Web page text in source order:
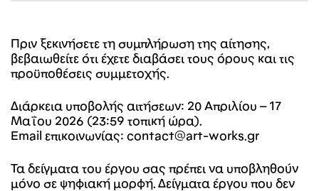
Πριν ξεκινήσετε τη συμπλήρωση της αίτησης,
βεβαιωθείτε ότι έχετε διαβάσει τους όρους και τις
προϋποθέσεις συμμετοχής.
Διάρκεια υποβολής αιτήσεων: 20 Απριλίου – 17
Μαΐου 2026 (23:59 τοπική ώρα).
Email επικοινωνίας: contact@art-works.gr
Τα δείγματα του έργου σας πρέπει να υποβληθούν
μόνο σε ψηφιακή μορφή. Δείγματα έργου που δεν